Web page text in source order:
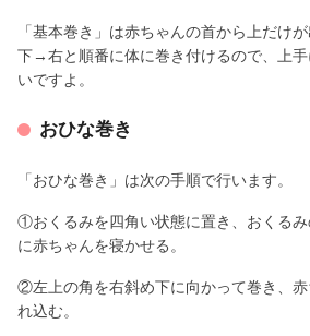
「基本巻き」は赤ちゃんの首から上だけ
下→右と順番に体に巻き付けるので、上手
いですよ。
おひな巻き
「おひな巻き」は次の手順で行います。
①おくるみを四角い状態に置き、おくるみ
に赤ちゃんを寝かせる。
②左上の角を右斜め下に向かって巻き、赤
れ込む。